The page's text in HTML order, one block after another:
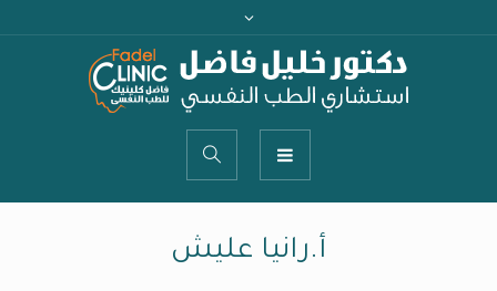
أ.رانيا عليش